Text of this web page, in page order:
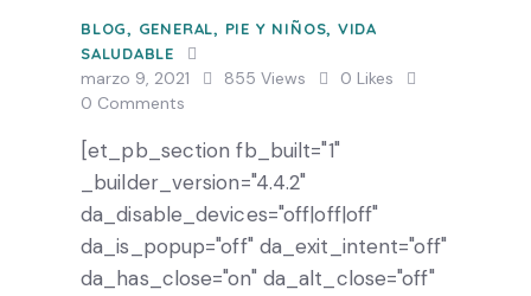
BLOG, GENERAL, PIE Y NIÑOS, VIDA
SALUDABLE
marzo 9, 2021 855 Views 0 Likes
0 Comments
[et_pb_section fb_built="1"
_builder_version="4.4.2"
da_disable_devices="off|off|off"
da_is_popup="off" da_exit_intent="off"
da_has_close="on" da_alt_close="off"